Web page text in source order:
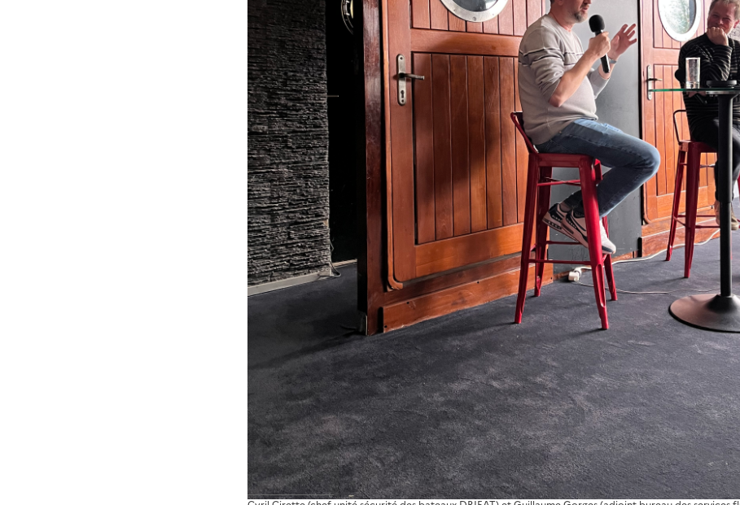
Hélène CROZE (adjointe à la préfète SGAPP - PRIF) et Olivier Jamey (président de la CPP)